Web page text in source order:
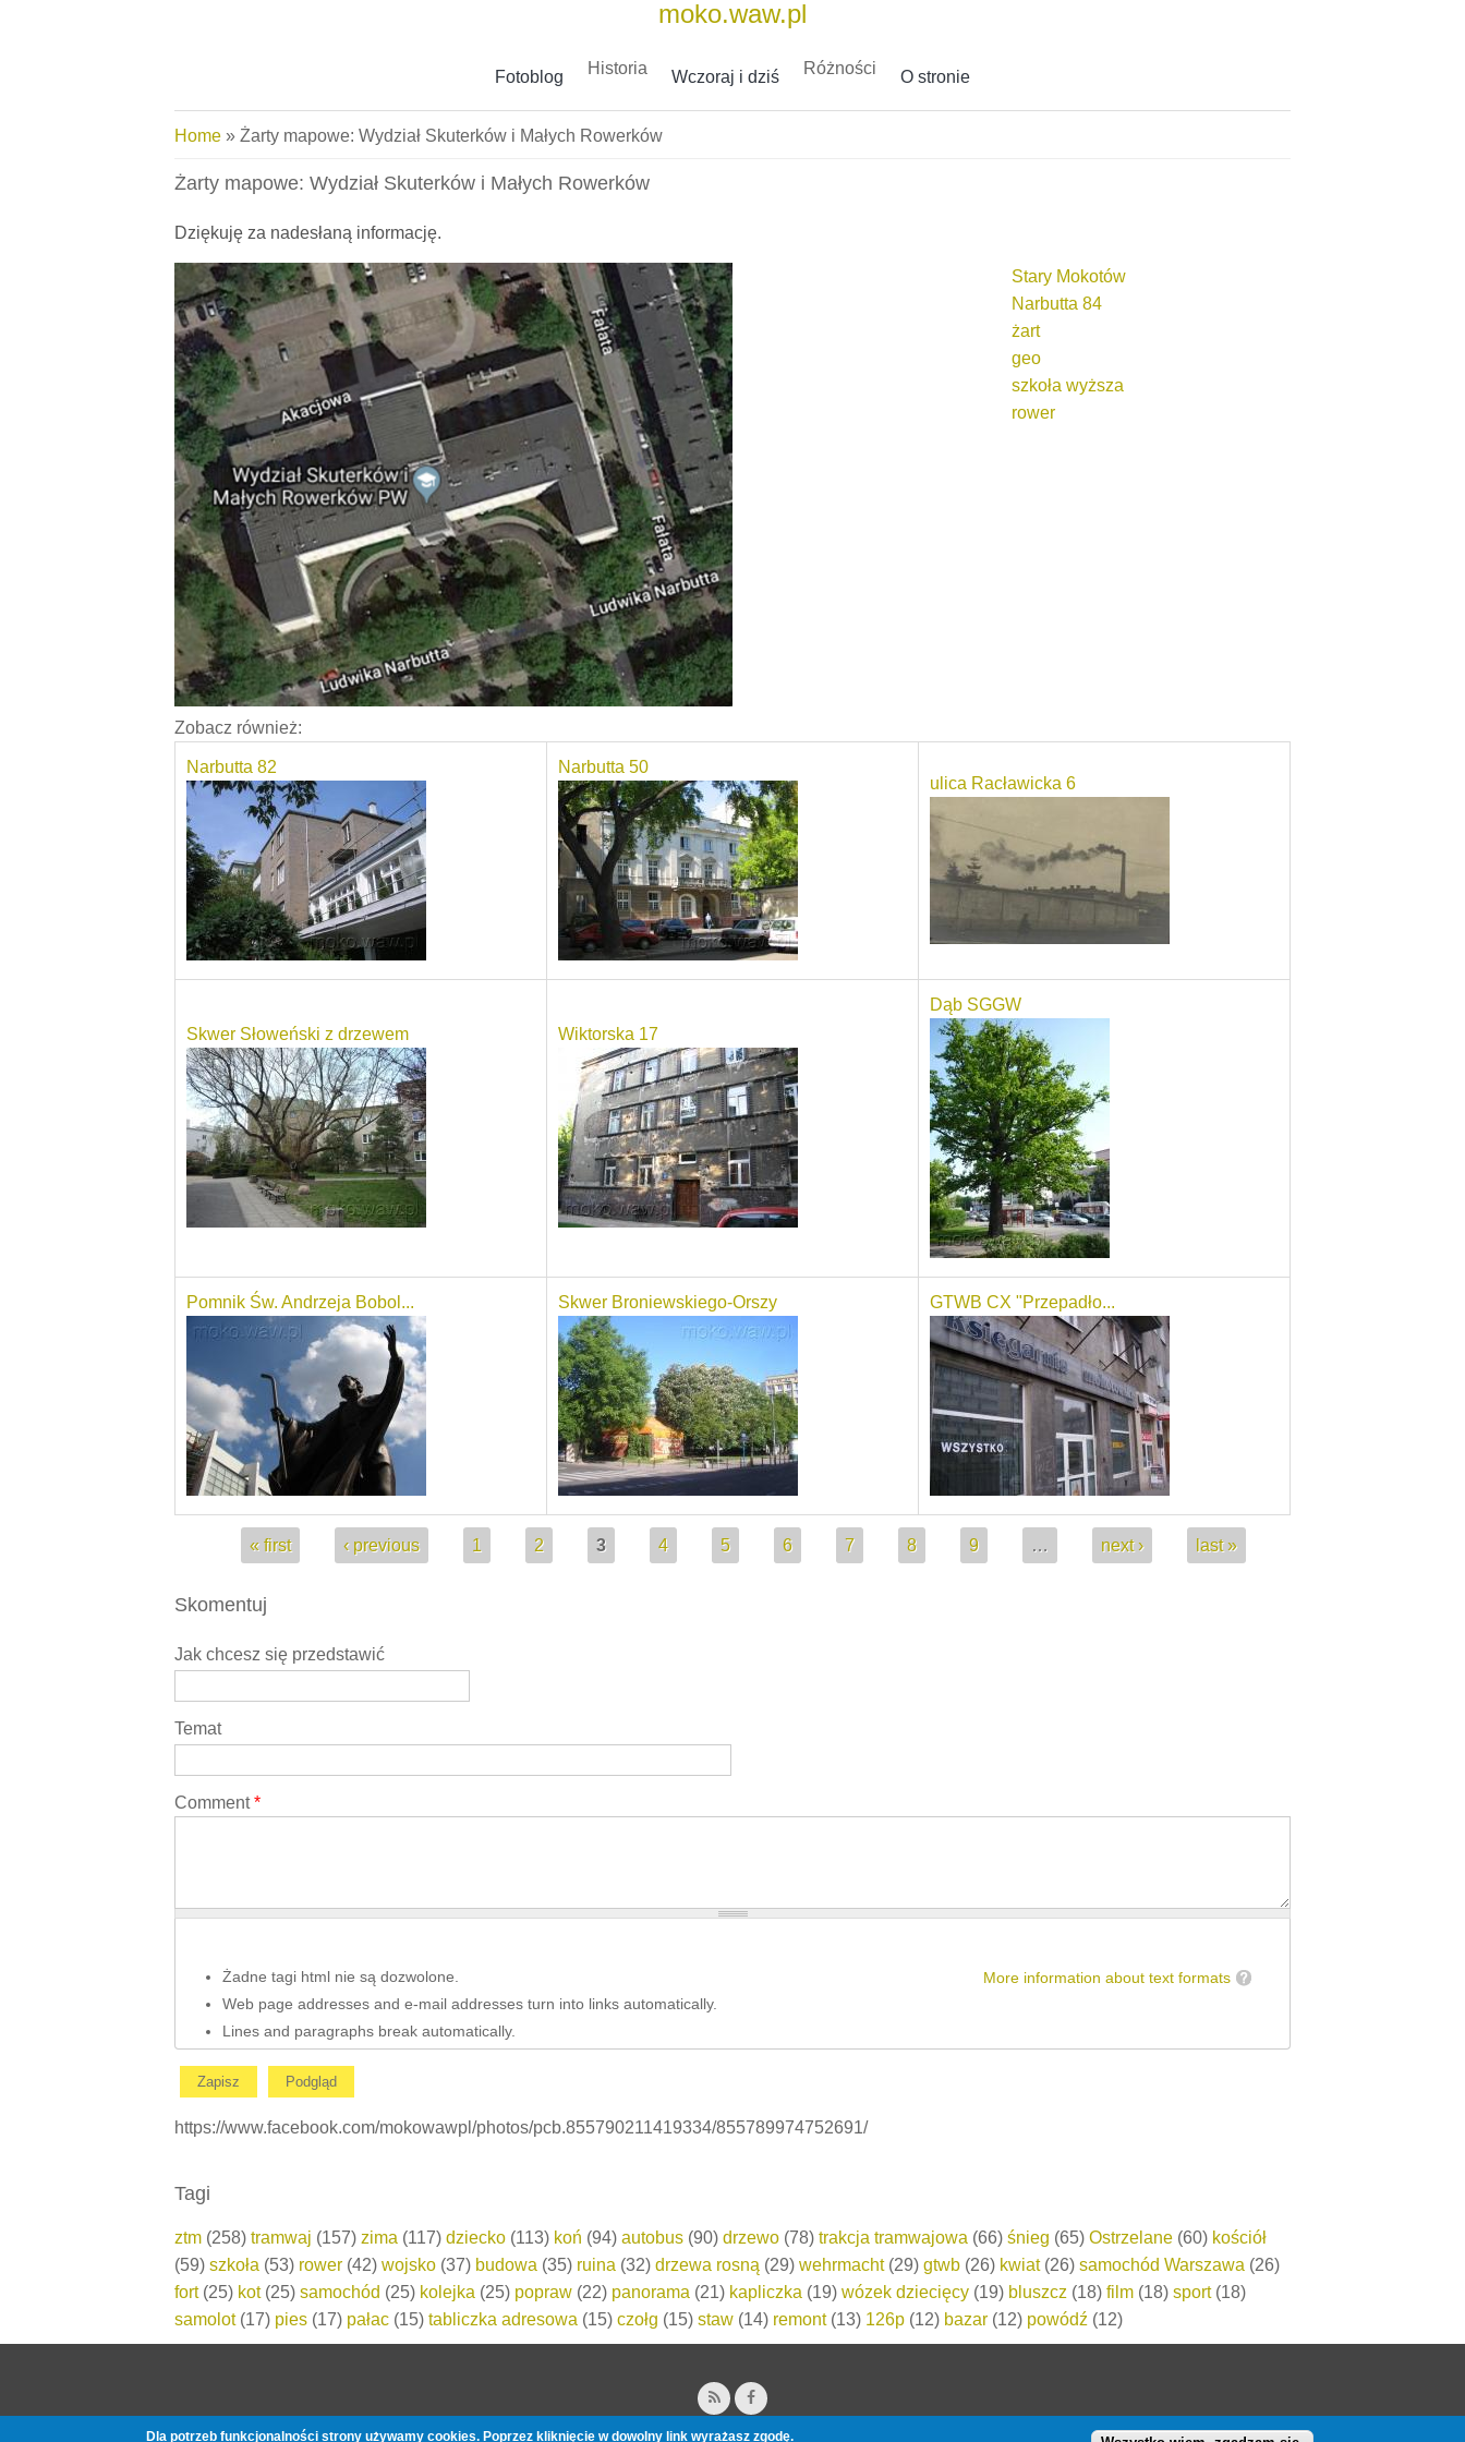
moko.waw.pl
Fotoblog Historia Wczoraj i dziś Różności O stronie
You are here
Home » Żarty mapowe: Wydział Skuterków i Małych Rowerków
Żarty mapowe: Wydział Skuterków i Małych Rowerków
Dziękuję za nadesłaną informację.
Stary Mokotów
Narbutta 84
żart
geo
szkoła wyższa
rower
Zobacz również:
Narbutta 82
Narbutta 50
ulica Racławicka 6
Skwer Słoweński z drzewem Wiktorska 17
Dąb SGGW
Pomnik Św. Andrzeja Bobol... Skwer Broniewskiego-Orszy GTWB CX "Przepadło...
« first ‹ previous 1 2 3 4 5 6 7 8 9 … next › last »
Skomentuj
Jak chcesz się przedstawić
Temat
Comment*
More information about text formats
Żadne tagi html nie są dozwolone.
Web page addresses and e-mail addresses turn into links automatically.
Lines and paragraphs break automatically.
https://www.facebook.com/mokowawpl/photos/pcb.855790211419334/855789974752691/
Tagi
ztm (258) tramwaj (157) zima (117) dziecko (113) koń (94) autobus (90) drzewo (78) trakcja tramwajowa (66) śnieg (65) Ostrzelane (60) kościół
(59) szkoła (53) rower (42) wojsko (37) budowa (35) ruina (32) drzewa rosną (29) wehrmacht(29) gtwb (26) kwiat(26) samochód Warszawa (26)
fort(25) kot(25) samochód (25) kolejka (25) popraw (22) panorama (21) kapliczka (19) wózek dziecięcy (19) bluszcz (18) film (18) sport(18)
samolot(17) pies (17) pałac (15) tabliczka adresowa (15) czołg (15) staw (14) remont(13) 126p (12) bazar (12) powódź (12)
Copyright © 2026, moko.waw.pl Designed byZymphonies
Dla potrzeb funkcjonalności strony używamy cookies. Poprzez kliknięcie w dowolny link wyrażasz zgodę.